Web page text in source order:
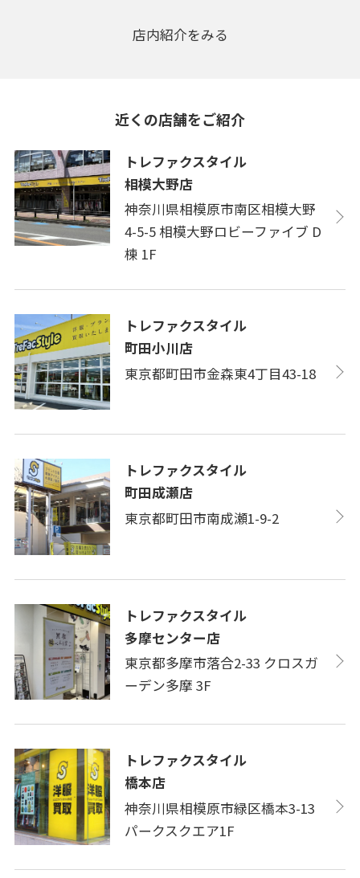
店内紹介をみる
近くの店舗をご紹介
トレファクスタイル
相模大野店
神奈川県相模原市南区相模大野
4-5-5 相模大野ロビーファイブ D
棟 1F
トレファクスタイル
町田小川店
東京都町田市金森東4丁目43-18
トレファクスタイル
町田成瀬店
東京都町田市南成瀬1-9-2
トレファクスタイル
多摩センター店
東京都多摩市落合2-33 クロスガ
ーデン多摩 3F
トレファクスタイル
橋本店
神奈川県相模原市緑区橋本3-13
パークスクエア1F